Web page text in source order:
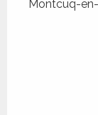
Montcuq-